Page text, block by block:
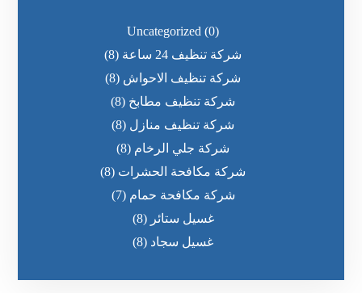
Uncategorized (0)
شركة تنظيف 24 ساعة
(8)
شركة تنظيف الاحواش (8)
شركة تنظيف مطابخ (8)
شركة تنظيف منازل (8)
شركة جلي الرخام (8)
شركة مكافحة الحشرات (8)
شركة مكافحة حمام (7)
غسيل ستائر (8)
غسيل سجاد (8)